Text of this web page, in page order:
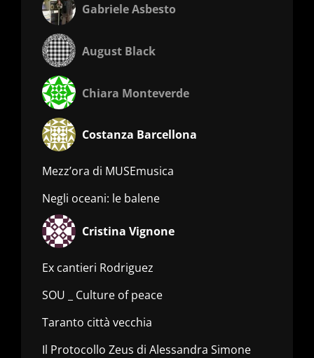
Gabriele Asbesto
August Black
Chiara Monteverde
Costanza Barcellona
Mezz’ora di MUSEmusica
Negli oceani: le balene
Cristina Vignone
Ex cantieri Rodriguez
SOU _ Culture of peace
Taranto città vecchia
Il Protocollo Zeus di Alessandra Simone